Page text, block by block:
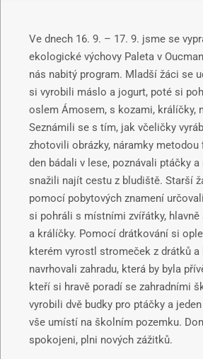
Ve dnech 16. 9. – 17. 9. jsme se
ekologické výchovy Paleta v
nás nabitý program. Mladší žáci se
si vyrobili máslo a jogurt, poté si
oslem Ámosem, s kozami, králíčky,
Seznámili se s tím, jak včeličky
zhotovili obrázky, náramky
den bádali v lese, poznávali ptáčky
snažili najít cestu z bludiště. Starší
pomocí pobytových znamení
si pohráli s místními zvířátky,
a králíčky. Pomocí drátkování si
kterém vyrostl stromeček z drátků
navrhovali zahradu, která by byla
kteří si hravě poradí se zahradními
vyrobili dvě budky pro ptáčky a
vše umístí na školním pozemku.
spokojeni, plni nových zážitků.